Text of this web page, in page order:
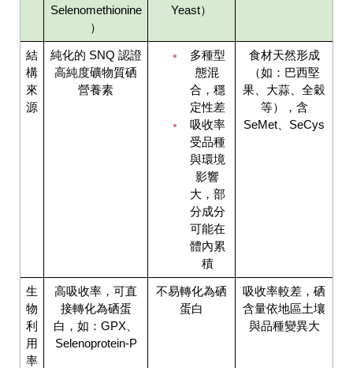
Selenomethionine
）
Yeast）
結
構
來
源
純化的 SNQ 認證
高純度礦物質硒
營養素
多種型
態混
合，穩
定性差
吸收率
受品種
與環境
影響
大，部
分成分
可能在
體內累
積
食材天然形成
（如：巴西堅
果、大蒜、全穀
等），含
SeMet、SeCys
生
物
利
用
率
高吸收率，可直
接轉化為硒蛋
白，如：GPX、
Selenoprotein-P
不易轉化為硒
蛋白
吸收率較差，硒
含量依地區土壤
與品種變異大